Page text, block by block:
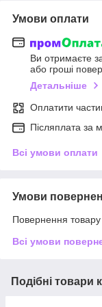
Умови оплати
Ви отримаєте
або гроші
Детальніше
Оплатити
Післяплата за
Всі умови оплати
Умови
Повернення
Всі умови
Подібні товари